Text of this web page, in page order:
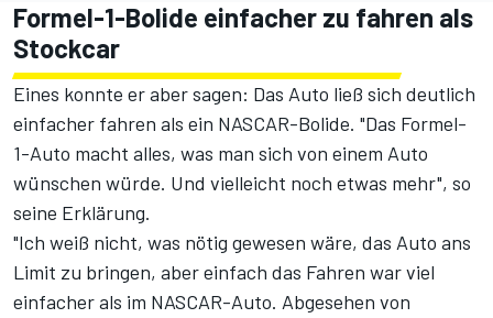
Formel-1-Bolide einfacher zu fahren als
Stockcar
Eines konnte er aber sagen: Das Auto ließ sich deutlich
einfacher fahren als ein NASCAR-Bolide. "Das Formel-
1-Auto macht alles, was man sich von einem Auto
wünschen würde. Und vielleicht noch etwas mehr", so
seine Erklärung.
"Ich weiß nicht, was nötig gewesen wäre, das Auto ans
Limit zu bringen, aber einfach das Fahren war viel
einfacher als im NASCAR-Auto. Abgesehen von